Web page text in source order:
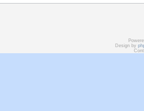
Design by